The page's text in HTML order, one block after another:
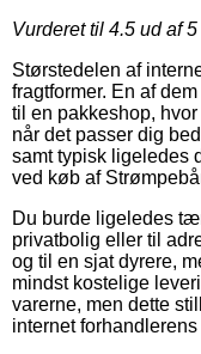
Vurderet til 4.5 ud af
Størstedelen af
fragtformer. En af
til en pakkeshop,
når det passer dig
samt typisk ligeledes
ved køb af
Du burde ligeledes
privatbolig eller til
og til en sjat dyrere,
mindst kostelige
varerne, men dette
internet forhandlerens